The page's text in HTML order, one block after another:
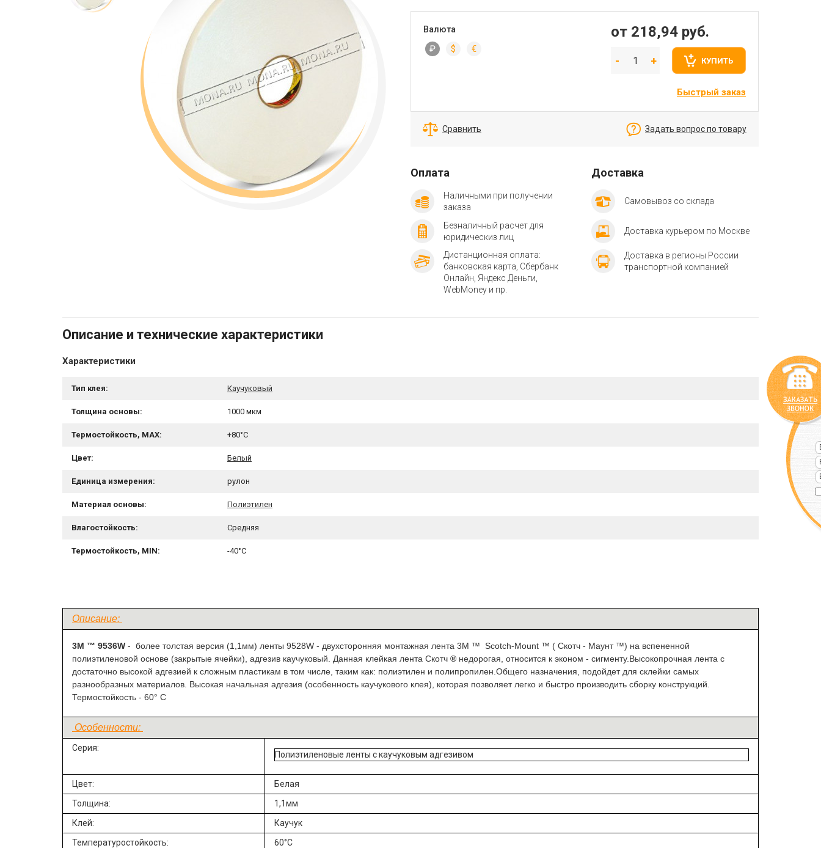
Валюта
₽ $ €
от 218,94 руб.
КУПИТЬ
Быстрый заказ
Сравнить Задать вопрос по товару
Оплата
Наличными при получении
заказа
Безналичный расчет для
юридическиз лиц
Дистанционная оплата:
банковская карта, Сбербанк
Онлайн, Яндекс Деньги,
WebMoney и пр.
Доставка
Самовывоз со склада
Доставка курьером по Москве
Доставка в регионы России
транспортной компанией
Описание и технические характеристики
Характеристики
Тип клея: Каучуковый
Толщина основы: 1000 мкм
Термостойкость, MAX: +80°C
Цвет: Белый
Единица измерения: рулон
Материал основы: Полиэтилен
Влагостойкость: Средняя
Термостойкость, MIN: -40°C
Описание:
3M ™ 9536W - более толстая версия (1,1мм) ленты 9528W - двухсторонняя монтажная лента 3M ™ Scotch-Mount ™ ( Скотч - Маунт ™) на вспененной
полиэтиленовой основе (закрытые ячейки), адгезив каучуковый. Данная клейкая лента Скотч ® недорогая, относится к эконом - сигменту.Высокопрочная лента с
достаточно высокой адгезией к сложным пластикам в том числе, таким как: полиэтилен и полипропилен.Общего назначения, подойдет для склейки самых
разнообразных материалов. Высокая начальная адгезия (особенность каучукового клея), которая позволяет легко и быстро производить сборку конструкций.
Термостойкость - 60° C
Особенности:
Серия:
Полиэтиленовые ленты с каучуковым адгезивом
Цвет:
Белая
Толщина:
1,1мм
Клей:
Каучук
Температуростойкость:
60°C